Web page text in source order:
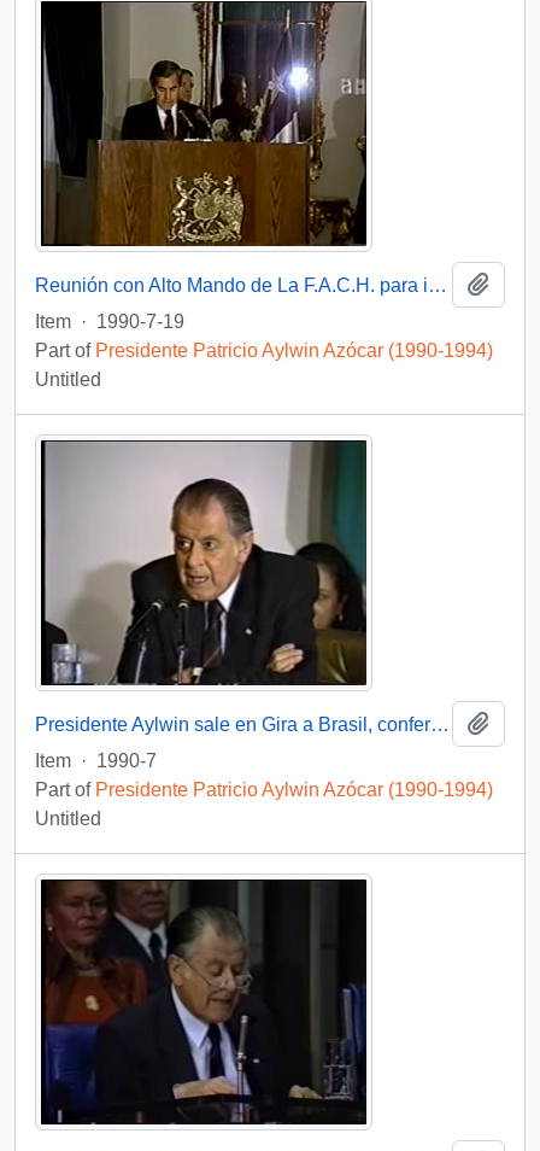
Reunión con Alto Mando de La F.A.C.H. para imponer Condecoración Presidente de la República : video
Item · 1990-7-19
Part of Presidente Patricio Aylwin Azócar (1990-1994)
Untitled
Presidente Aylwin sale en Gira a Brasil, conferencia de prensa : video
Item · 1990-7
Part of Presidente Patricio Aylwin Azócar (1990-1994)
Untitled